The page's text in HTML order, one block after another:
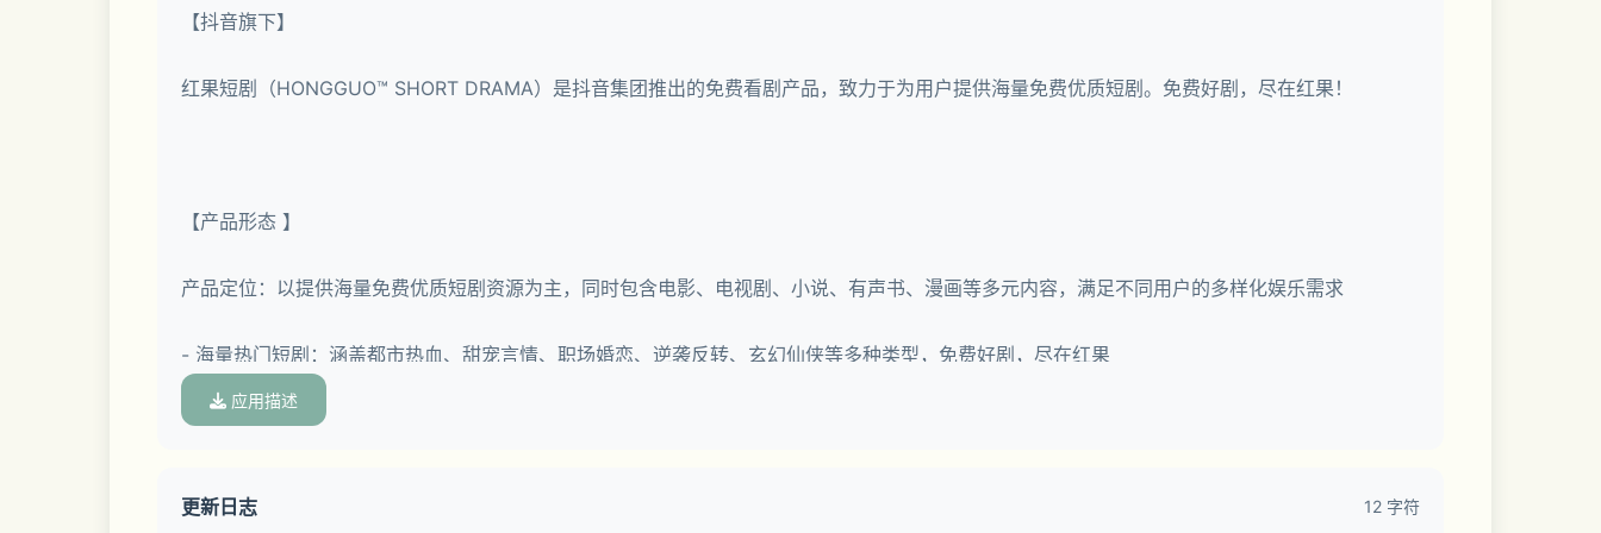
【抖音旗下】
红果短剧（HONGGUO™ SHORT DRAMA）是抖音集团推出的免费看剧产品，致力于为用户提供海量免费优质短剧。免费好剧，尽在红果！
【产品形态 】
产品定位：以提供海量免费优质短剧资源为主，同时包含电影、电视剧、小说、有声书、漫画等多元内容，满足不同用户的多样化娱乐需求
- 海量热门短剧：涵盖都市热血、甜宠言情、职场婚恋、逆袭反转、玄幻仙侠等多种类型，免费好剧，尽在红果
- 多元影视娱乐：涵盖电影、电视剧、漫画等多种体裁，为用户提供多元化的免费娱乐选择
应用描述
更新日志 12 字符